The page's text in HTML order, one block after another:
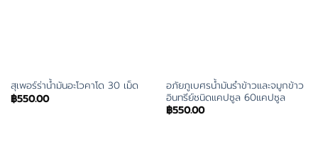
สุเพอร์ร่าน้ำมันอะโวคาโด 30 เม็ด
฿550.00
อภัยภูเบศรน้ำมันรำข้าวและจมูกข้าว
อินทรีย์ชนิดแคปซูล 60แคปซูล
฿550.00